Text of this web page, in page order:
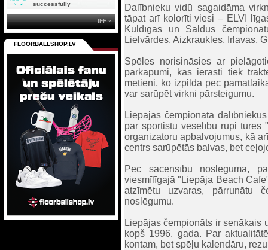
Dalībnieku vidū sagaidāma
tāpat arī kolorīti viesi – ELVI
Kuldīgas un Saldus
Lielvārdes, Aizkraukles, Irlavas,
Spēles norisināsies ar
pārkāpumi, kas ierasti tiek
metieni, ko izpilda pēc
var sarūpēt virkni pārsteigumu.
Liepājas čempionāta
par sportistu veselību rūpi turēs
organizatoru apbalvojumus, kā
centrs sarūpētās balvas, bet
Pēc sacensību noslēguma,
viesmīlīgajā "Liepāja Beach
atzīmētu uzvaras, pārrunātu
noslēgumu.
Liepājas čempionāts ir senākais
kopš 1996. gada. Par
kontam, bet spēļu kalendāru,
successfully
IFF »
FLOORBALLSHOP.LV